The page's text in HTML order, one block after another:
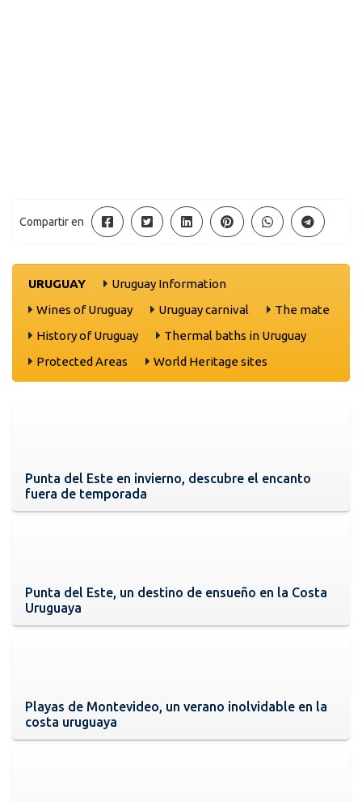
Compartir en
URUGUAY
Uruguay Information
Wines of Uruguay
Uruguay carnival
The mate
History of Uruguay
Thermal baths in Uruguay
Protected Areas
World Heritage sites
Punta del Este en invierno, descubre el encanto
fuera de temporada
Punta del Este, un destino de ensueño en la Costa
Uruguaya
Playas de Montevideo, un verano inolvidable en la
costa uruguaya